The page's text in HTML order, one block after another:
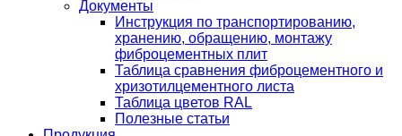
Документы
Инструкция по транспортированию,
хранению, обращению, монтажу
фиброцементных плит
Таблица сравнения фиброцементного и
хризотилцементного листа
Таблица цветов RAL
Полезные статьи